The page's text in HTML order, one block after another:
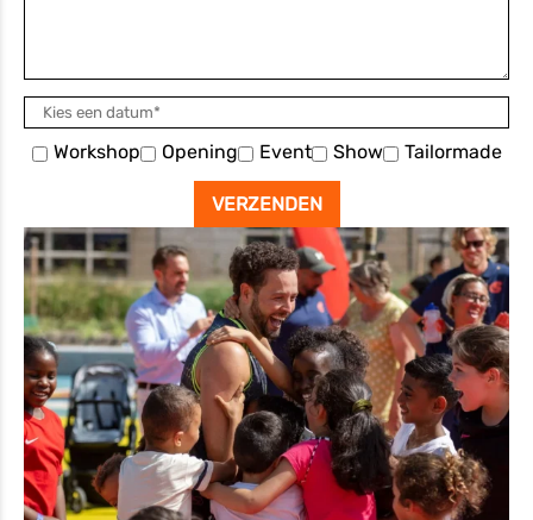
Workshop Opening Event Show Tailormade